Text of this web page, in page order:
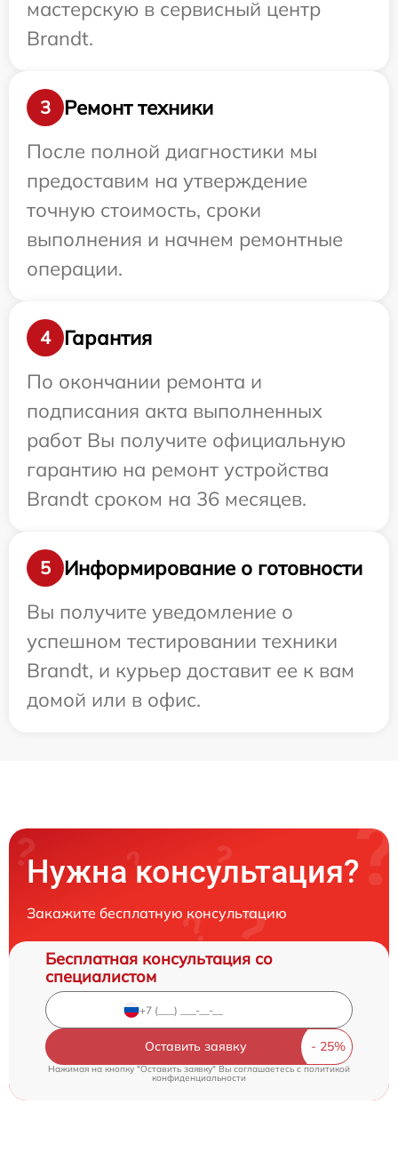
мастерскую в сервисный центр
Brandt.
3
Ремонт техники
После полной диагностики мы
предоставим на утверждение
точную стоимость, сроки
выполнения и начнем ремонтные
операции.
4
Гарантия
По окончании ремонта и
подписания акта выполненных
работ Вы получите официальную
гарантию на ремонт устройства
Brandt сроком на 36 месяцев.
5
Информирование о готовности
Вы получите уведомление о
успешном тестировании техники
Brandt, и курьер доставит ее к вам
домой или в офис.
Нужна консультация?
Закажите бесплатную консультацию
Бесплатная консультация со
специалистом
Оставить заявку
Нажимая на кнопку "Оставить заявку" Вы соглашаетесь cполитикой
конфиденциальности